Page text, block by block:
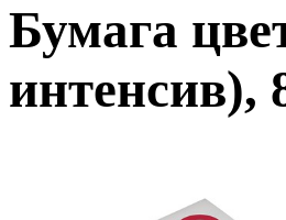
Бумага
интенсив),